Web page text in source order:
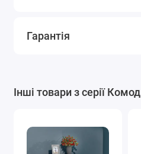
Гарантія
Інші товари з серії Комод